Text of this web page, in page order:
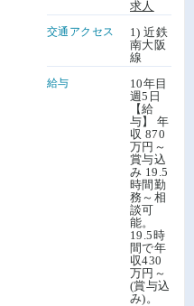
求人
交通アクセス
1) 近鉄
南大阪
線
給与
10年目
週5日
【給
与】 年
収 870
万円～
賞与込
み 19.5
時間勤
務～相
談可
能。
19.5時
間で年
収430
万円～
(賞与込
み)。